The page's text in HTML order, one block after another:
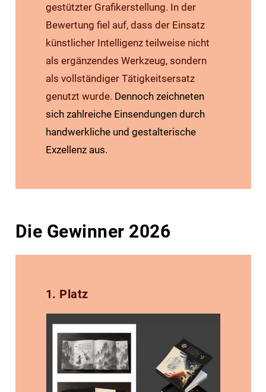
gestützter Grafikerstellung. In der
Bewertung fiel auf, dass der Einsatz
künstlicher Intelligenz teilweise nicht
als ergänzendes Werkzeug, sondern
als vollständiger Tätigkeitsersatz
genutzt wurde. Dennoch zeichneten
sich zahlreiche Einsendungen durch
handwerkliche und gestalterische
Exzellenz aus.
Die Gewinner 2026
1. Platz